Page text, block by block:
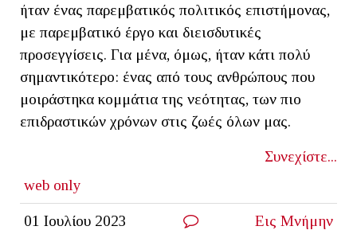
ήταν ένας παρεμβατικός πολιτικός επιστήμονας,
με παρεμβατικό έργο και διεισδυτικές
προσεγγίσεις. Για μένα, όμως, ήταν κάτι πολύ
σημαντικότερο: ένας από τους ανθρώπους που
μοιράστηκα κομμάτια της νεότητας, των πιο
επιδραστικών χρόνων στις ζωές όλων μας.
Συνεχίστε...
web only
01 Ιουλίου 2023 Εις Μνήμην